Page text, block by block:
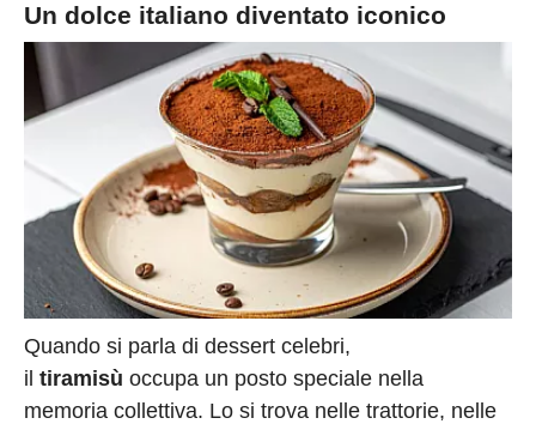
Un dolce italiano diventato iconico
Quando si parla di dessert celebri,
il tiramisù occupa un posto speciale nella
memoria collettiva. Lo si trova nelle trattorie, nelle